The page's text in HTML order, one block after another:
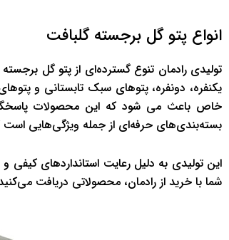
انواع پتو گل برجسته گلبافت
توليدي رادمان تنوع گسترده‌اي از پتو گل
يکنفره، دونفره، پتوهاي سبک تابستاني و
خاص باعث می شود که اين محصولات
بسته‌بندي‌هاي حرفه‌اي از جمله ويژگي‌هايي است
اين توليدي به دليل رعايت استانداردهاي کيفي
شما با خريد از رادمان، محصولاتي دريافت